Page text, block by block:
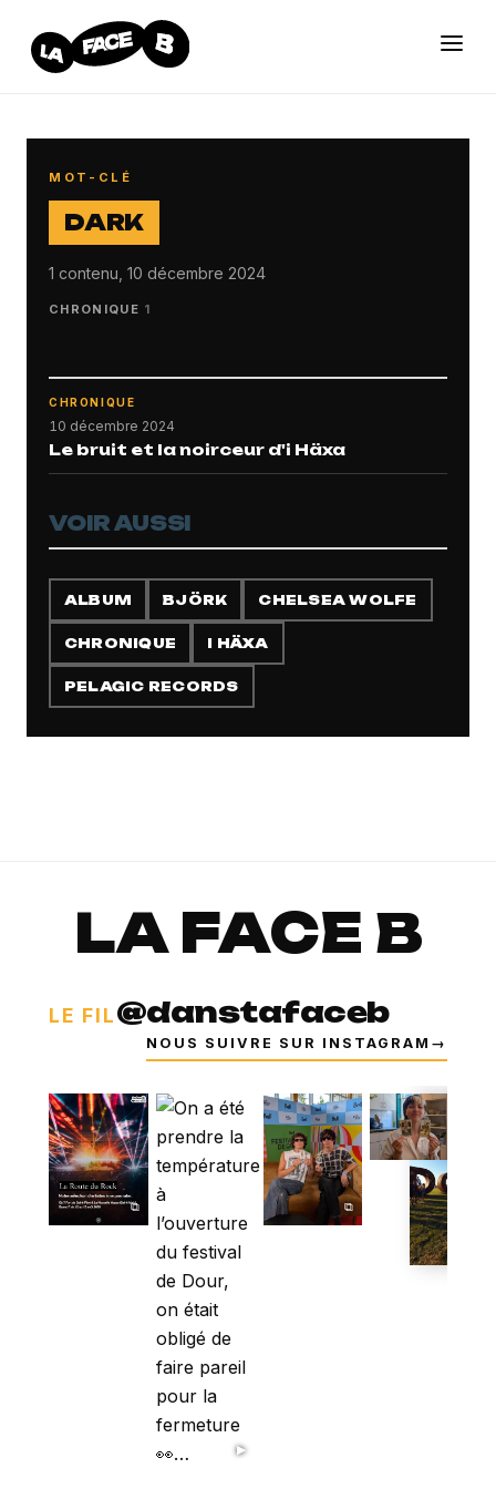
MOT-CLÉ
DARK
1 contenu, 10 décembre 2024
CHRONIQUE 1
10 décembre 2024
CHRONIQUE
Le bruit et la noirceur d'i Häxa
VOIR AUSSI
ALBUM BJÖRK CHELSEA WOLFE
CHRONIQUE I HÄXA
PELAGIC RECORDS
LA FACE B
LE FIL@danstafaceb
NOUS SUIVRE SUR INSTAGRAM →
⧉
▶
⧉